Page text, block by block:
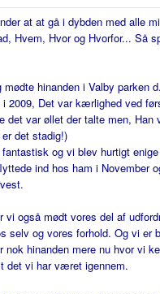
at at gå i dybden med alle
Hvem, Hvor og Hvorfor... Så
mødte hinanden i Valby parken
i 2009, Det var kærlighed ved
det var øllet der talte men, Han
det stadig!)
og vi blev hurtigt
ind hos ham i November
vi også mødt vores del af
selv og vores forhold. Og vi er
nok hinanden mere nu hvor vi
det vi har været igennem.